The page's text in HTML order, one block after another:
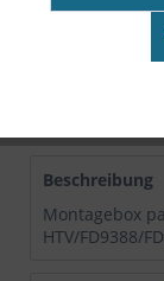
Artikel-Nr.:
Hersteller
Beschreibung
Montagebox
HTV/FD9388/